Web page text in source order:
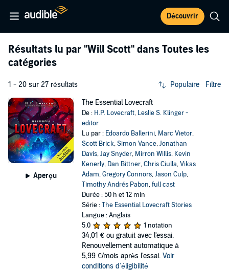
Découvrir
Résultats lu par "Will Scott" dans Toutes les
catégories
1 - 20 sur 27 résultats Populaire Filtre
Aperçu
The Essential Lovecraft
De : H.P. Lovecraft, Leslie S. Klinger -
editor
Lu par : Edoardo Ballerini, Marc Vietor,
Scott Brick,Simon Vance,Jonathan
Davis,Jay Snyder, Mirron Willis, Kevin
Kenerly, Dan Bittner,Chris Ciulla,Vikas
Adam,Gregory Connors,Jason Culp,
Timothy Andrés Pabon,full cast
Durée : 50 h et 12 min
Série :The Essential Lovecraft Stories
Langue : Anglais
5,0
1 notation
34,01 € ou gratuit avec l'essai.
Renouvellement automatique à
5,99 €/mois après l'essai. Voir
conditions d'éligibilité